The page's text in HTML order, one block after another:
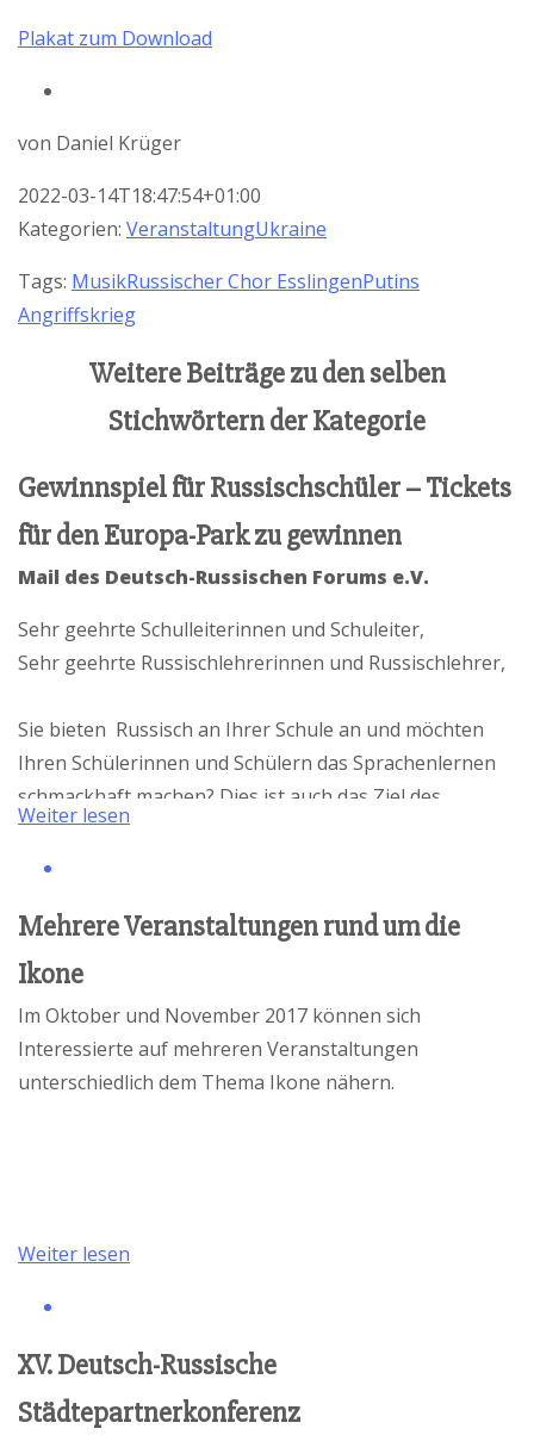
Plakat zum Download
von Daniel Krüger
2022-03-14T18:47:54+01:00
Kategorien: VeranstaltungUkraine
Tags: MusikRussischer Chor EsslingenPutins
Angriffskrieg
Weitere Beiträge zu den selben
Stichwörtern der Kategorie
Gewinnspiel für Russischschüler – Tickets
für den Europa-Park zu gewinnen
Mail des Deutsch-Russischen Forums e.V.
Sehr geehrte Schulleiterinnen und Schuleiter,
Sehr geehrte Russischlehrerinnen und Russischlehrer,
Sie bieten Russisch an Ihrer Schule an und möchten
Ihren Schülerinnen und Schülern das Sprachenlernen
schmackhaft machen? Dies ist auch das Ziel des
Bundescups „Spielend Russisch lernen“
unsers langjährigen Förderers GAZPROM Germania.
Schüler für die gesamte Russischklasse Eintrittskarten
für einen unvergesslichen Klassenausflug in den
größten Freizeitpark, gewinnen.
Weiter lesen
Mehrere Veranstaltungen rund um die
Ikone
Im Oktober und November 2017 können sich
Interessierte auf mehreren Veranstaltungen
unterschiedlich dem Thema Ikone nähern.
Weiter lesen
XV. Deutsch-Russische
Städtepartnerkonferenz